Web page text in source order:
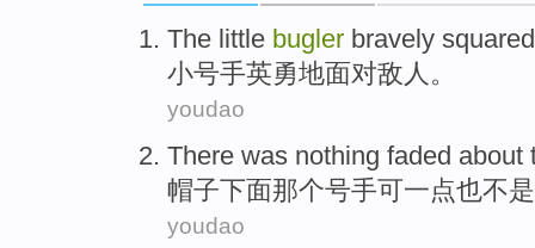
The little bugler bravely
小号手英勇地面对敌人 。
youdao
There was nothing faded about
帽子下面那个号手可一点也不是
youdao